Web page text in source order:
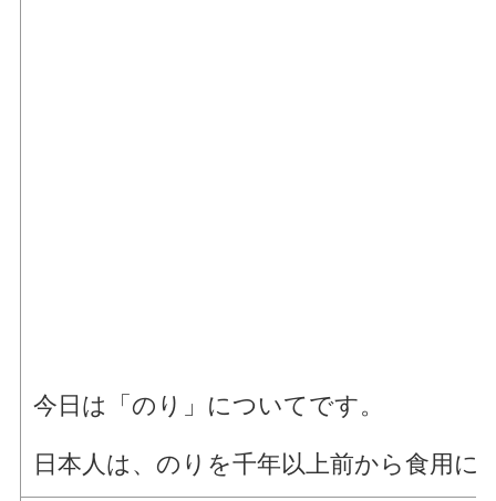
今日は「のり」についてです。
日本人は、のりを千年以上前から食用